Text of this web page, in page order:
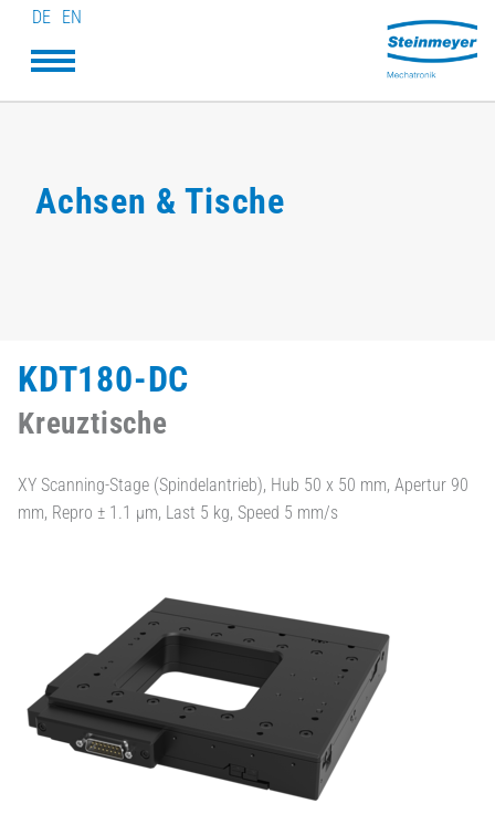
DE EN
Achsen & Tische
KDT180-DC
Kreuztische
XY Scanning-Stage (Spindelantrieb), Hub 50 x 50 mm, Apertur 90
mm, Repro ± 1.1 µm, Last 5 kg, Speed 5 mm/s